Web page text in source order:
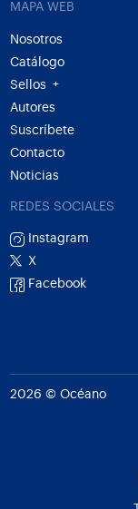
MAPA WEB
Nosotros
Catálogo
Sellos
+
Autores
Suscríbete
Contacto
Noticias
REDES SOCIALES
Instagram
X
Facebook
2026 © Océano